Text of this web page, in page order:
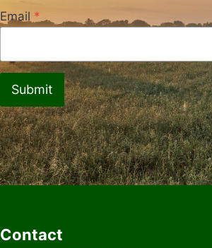
Email *
Submit
Contact